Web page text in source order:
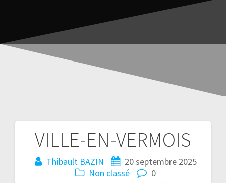
VILLE-EN-VERMOIS
Thibault BAZIN
20 septembre 2025
Non classé
0